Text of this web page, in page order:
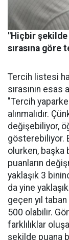
"Hiçbir şekilde
sırasına göre
Tercih listesi
sırasının
"Tercih
alınmalıdır.
değişebiliyor,
gösterebiliyor.
olurken, başka
puanların
yaklaşık 3
da yine
geçen yıl taban
500 olabilir.
farklılıklar
şekilde puana